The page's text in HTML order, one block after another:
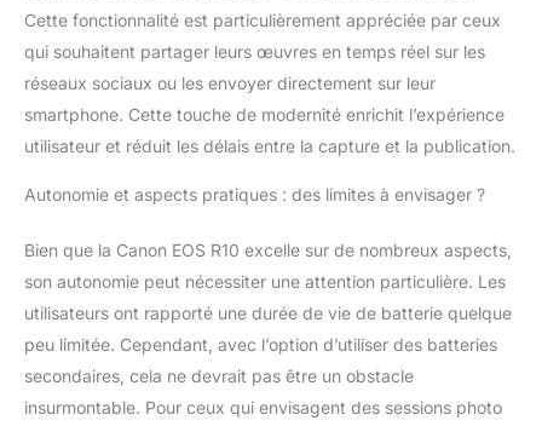
Connectez le Canon
R10 à votre téléphone
ou appareil intelligent
via Bluetooth et Wi-Fi
facilement vos photos
et télécharger votre
vlog.
Cette fonctionnalité est particulièrement appréciée par ceux
qui souhaitent partager leurs œuvres en temps réel sur les
réseaux sociaux ou les envoyer directement sur leur
smartphone. Cette touche de modernité enrichit l’expérience
utilisateur et réduit les délais entre la capture et la publication.
Autonomie et aspects pratiques : des limites à envisager ?
Bien que la Canon EOS R10 excelle sur de nombreux aspects,
son autonomie peut nécessiter une attention particulière. Les
utilisateurs ont rapporté une durée de vie de batterie quelque
peu limitée. Cependant, avec l’option d’utiliser des batteries
secondaires, cela ne devrait pas être un obstacle
insurmontable. Pour ceux qui envisagent des sessions photo